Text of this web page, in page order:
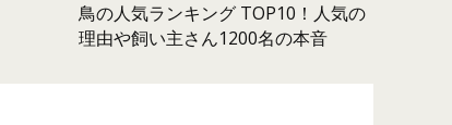
鳥の人気ランキング TOP10！人気の
理由や飼い主さん1200名の本音